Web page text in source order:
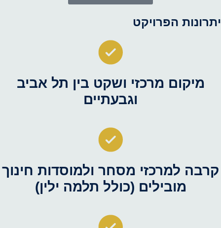
יתרונות הפרויקט
מיקום מרכזי ושקט בין תל אביב
וגבעתיים
קרבה למרכזי מסחר ולמוסדות חינוך
מובילים (כולל תלמה ילין)